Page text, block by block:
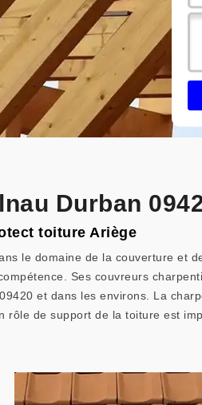
Durban
toiture Ariège
le domaine de la couverture et
Ses couvreurs
et dans les environs. La
rôle de support de la toiture est